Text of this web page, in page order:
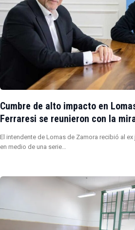
Cumbre de alto impacto en
Ferraresi se reunieron con la
El intendente de Lomas de Zamora recibió al
en medio de una serie…